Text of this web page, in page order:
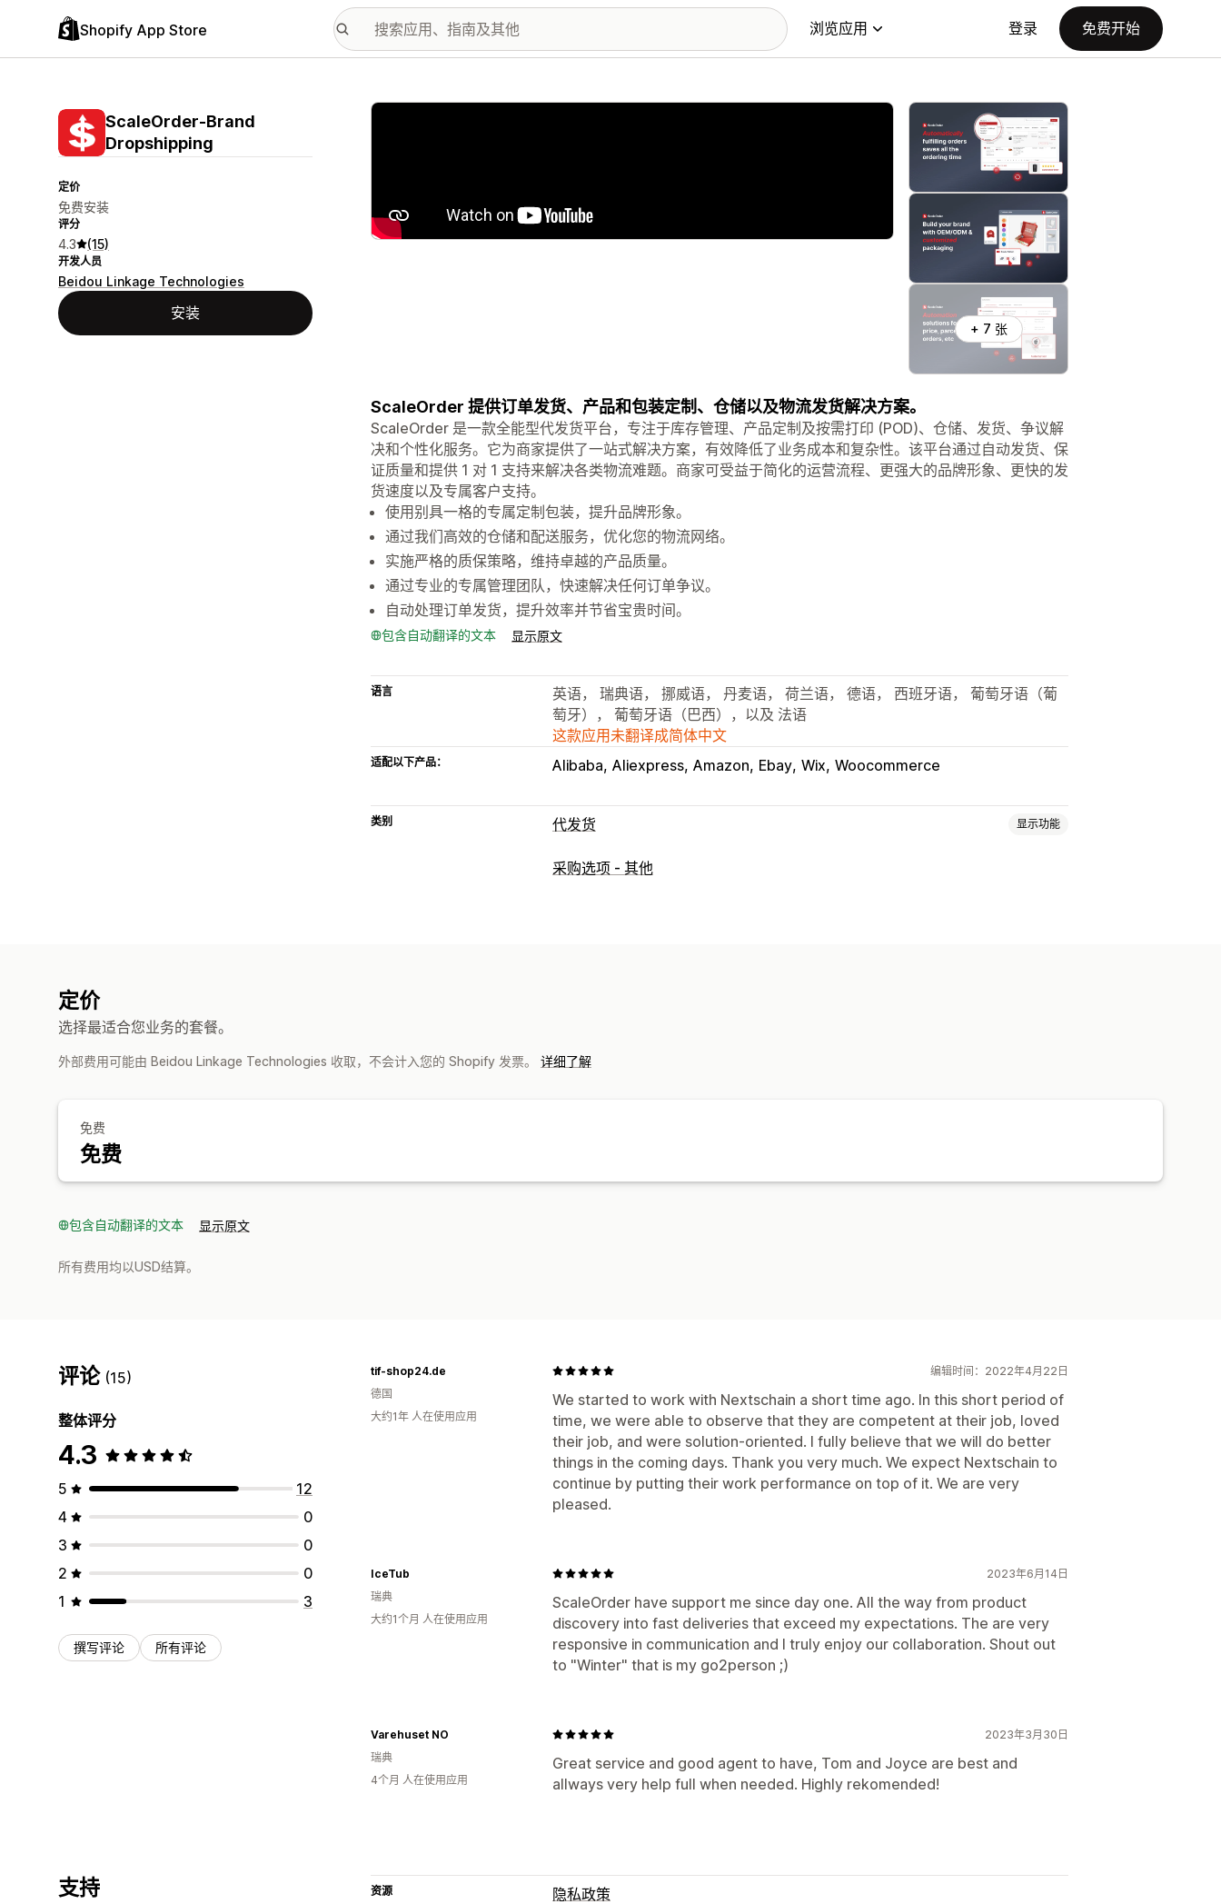
Shopify App Store 浏览应用 登录 免费开始
ScaleOrder‑Brand
Dropshipping
定价
免费安装
评分
4.3 (15)
开发人员
Beidou Linkage Technologies
安装
配图图库
+ 7 张
ScaleOrder 提供订单发货、产品和包装定制、仓储以及物流发货解决方案。
ScaleOrder 是一款全能型代发货平台，专注于库存管理、产品定制及按需打印 (POD)、仓储、发货、争议解
决和个性化服务。它为商家提供了一站式解决方案，有效降低了业务成本和复杂性。该平台通过自动发货、保
证质量和提供 1 对 1 支持来解决各类物流难题。商家可受益于简化的运营流程、更强大的品牌形象、更快的发
货速度以及专属客户支持。
使用别具一格的专属定制包装，提升品牌形象。
通过我们高效的仓储和配送服务，优化您的物流网络。
实施严格的质保策略，维持卓越的产品质量。
通过专业的专属管理团队，快速解决任何订单争议。
自动处理订单发货，提升效率并节省宝贵时间。
包含自动翻译的文本 显示原文
语言
英语， 瑞典语， 挪威语， 丹麦语， 荷兰语， 德语， 西班牙语， 葡萄牙语（葡
萄牙）， 葡萄牙语（巴西），以及 法语
这款应用未翻译成简体中文
适配以下产品： Alibaba Aliexpress Amazon Ebay Wix Woocommerce
类别 代发货 显示功能
可销售的产品
采购选项 - 其他
定价
选择最适合您业务的套餐。
外部费用可能由 Beidou Linkage Technologies 收取，不会计入您的 Shopify 发票。 详细了解
免费
免费
包含自动翻译的文本 显示原文
所有费用均以USD结算。
评论 (15)
整体评分
4.3
5
12
4
0
3
0
2
0
1
3
撰写评论 所有评论
编辑时间：2022年4月22日
We started to work with Nextschain a short time ago. In this short period of
time, we were able to observe that they are competent at their job, loved
their job, and were solution-oriented. I fully believe that we will do better
things in the coming days. Thank you very much. We expect Nextschain to
continue by putting their work performance on top of it. We are very
pleased.
tif-shop24.de
德国
大约1年 人在使用应用
2023年6月14日
ScaleOrder have support me since day one. All the way from product
discovery into fast deliveries that exceed my expectations. The are very
responsive in communication and I truly enjoy our collaboration. Shout out
to "Winter" that is my go2person ;)
IceTub
瑞典
大约1个月 人在使用应用
2023年3月30日
Great service and good agent to have, Tom and Joyce are best and
allways very help full when needed. Highly rekomended!
Varehuset NO
瑞典
4个月 人在使用应用
支持 资源
隐私政策